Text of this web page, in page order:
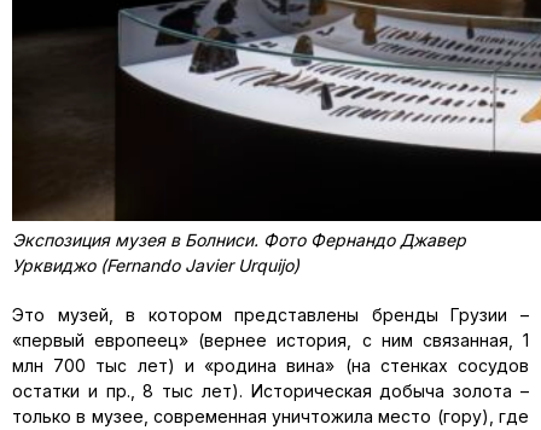
Экспозиция музея в Болниси. Фото Фернандо Джавер
Урквиджо (Fernando Javier Urquijo)
Это музей, в котором представлены бренды Грузии –
«первый европеец» (вернее история, с ним связанная, 1
млн 700 тыс лет) и «родина вина» (на стенках сосудов
остатки и пр., 8 тыс лет). Историческая добыча золота –
только в музее, современная уничтожила место (гору), где